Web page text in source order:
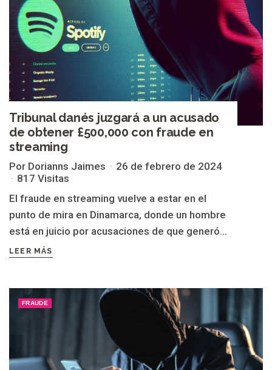
Tribunal danés juzgará a un acusado
de obtener £500,000 con fraude en
streaming
Por Dorianns Jaimes
26 de febrero de 2024
817 Visitas
El fraude en streaming vuelve a estar en el
punto de mira en Dinamarca, donde un hombre
está en juicio por acusaciones de que generó...
LEER MÁS
FRAUDE